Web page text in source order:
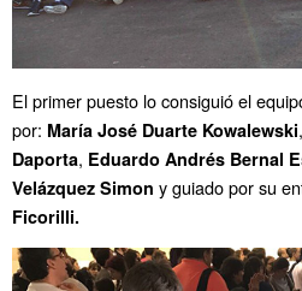
El primer puesto lo consiguió el
por: María José Duarte Kowalewski,
Daporta, Eduardo Andrés Bernal
Velázquez Simon y guiado por su
Ficorilli.